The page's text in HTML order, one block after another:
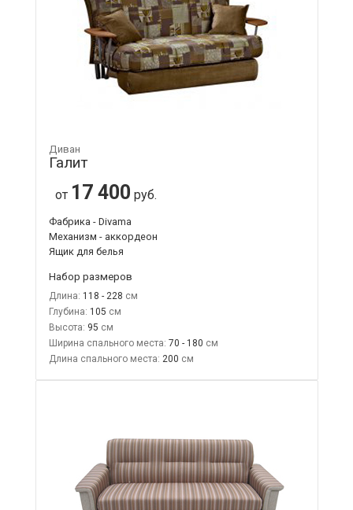
Диван
Галит
от 17 400 руб.
Фабрика - Divama
Механизм - аккордеон
Ящик для белья
Набор размеров
Длина: 118 - 228
Глубина: 105
Высота: 95
Ширина спального места: 70 - 180
Длина спального места: 200